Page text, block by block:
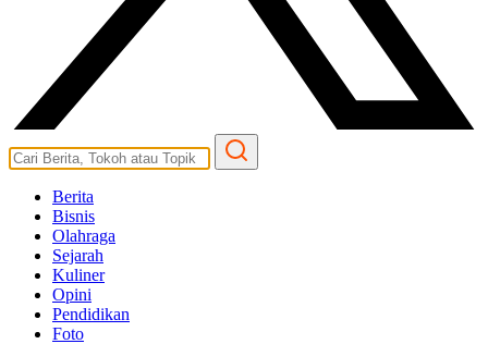
Berita
Bisnis
Olahraga
Sejarah
Kuliner
Opini
Pendidikan
Foto